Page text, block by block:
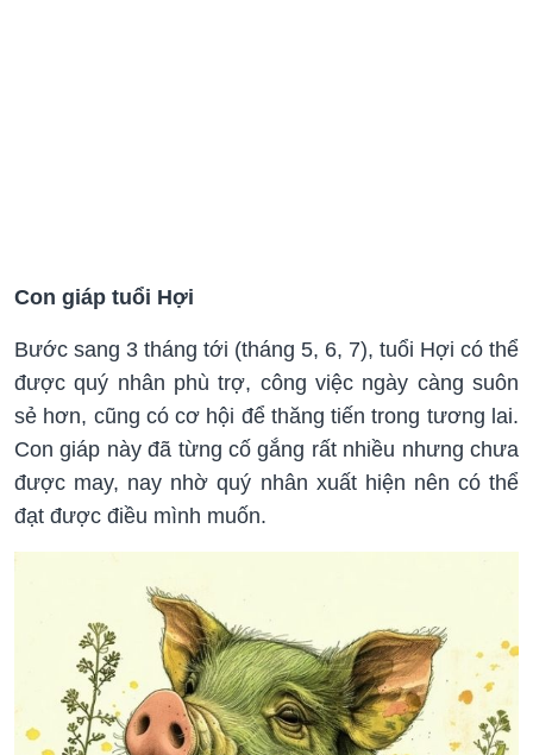
Con giáp tuổi Hợi
Bước sang 3 tháng tới (tháng 5, 6, 7), tuổi Hợi có thể
được quý nhân phù trợ, công việc ngày càng suôn
sẻ hơn, cũng có cơ hội để thăng tiến trong tương lai.
Con giáp này đã từng cố gắng rất nhiều nhưng chưa
được may, nay nhờ quý nhân xuất hiện nên có thể
đạt được điều mình muốn.